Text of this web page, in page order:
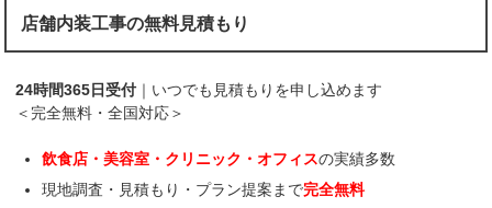
店舗内装工事の無料見積もり
24時間365日受付 ｜いつでも見積もりを申し込めます
＜完全無料・全国対応＞
飲食店・美容室・クリニック・オフィスの実績多数
現地調査・見積もり・プラン提案まで完全無料